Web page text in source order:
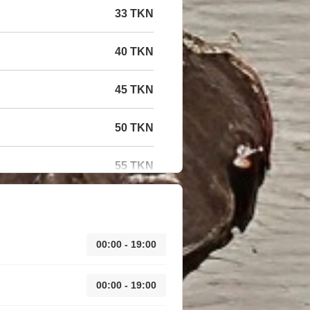
33 TKN
40 TKN
45 TKN
50 TKN
55 TKN
00:00 - 19:00
00:00 - 19:00